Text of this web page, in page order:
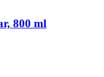
800 ml